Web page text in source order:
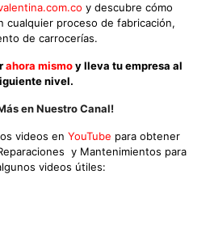
y descubre cómo
cualquier proceso de fabricación,
de carrocerías.
ahora mismoy lleva tu empresa al
nivel.
en Nuestro Canal!
videos en YouTube para obtener
y Mantenimientos para
videos útiles: